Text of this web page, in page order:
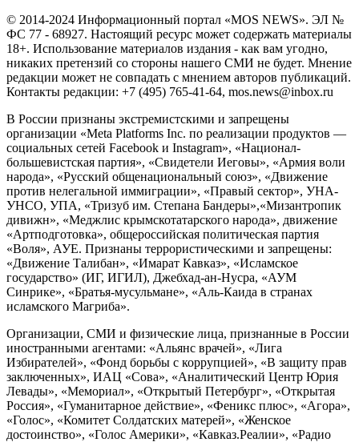
© 2014-2024 Информационный портал «MOS NEWS». ЭЛ №
ФС 77 - 68927. Настоящий ресурс может содержать материалы
18+. Использование материалов издания - как вам угодно,
никаких претензий со стороны нашего СМИ не будет. Мнение
редакции может не совпадать с мнением авторов публикаций.
Контакты редакции: +7 (495) 765-41-64, mos.news@inbox.ru
В России признаны экстремистскими и запрещены
организации «Meta Platforms Inc. по реализации продуктов —
социальных сетей Facebook и Instagram», «Национал-
большевистская партия», «Свидетели Иеговы», «Армия воли
народа», «Русский общенациональный союз», «Движение
против нелегальной иммиграции», «Правый сектор», УНА-
УНСО, УПА, «Тризуб им. Степана Бандеры»,«Мизантропик
дивижн», «Меджлис крымскотатарского народа», движение
«Артподготовка», общероссийская политическая партия
«Воля», АУЕ. Признаны террористическими и запрещены:
«Движение Талибан», «Имарат Кавказ», «Исламское
государство» (ИГ, ИГИЛ), Джебхад-ан-Нусра, «АУМ
Синрике», «Братья-мусульмане», «Аль-Каида в странах
исламского Магриба».
Организации, СМИ и физические лица, признанные в России
иностранными агентами: «Альянс врачей», «Лига
Избирателей», «Фонд борьбы с коррупцией», «В защиту прав
заключенных», ИАЦ «Сова», «Аналитический Центр Юрия
Левады», «Мемориал», «Открытый Петербург», «Открытая
Россия», «Гуманитарное действие», «Феникс плюс», «Агора»,
«Голос», «Комитет Солдатских матерей», «Женское
достоинство», «Голос Америки», «Кавказ.Реалии», «Радио